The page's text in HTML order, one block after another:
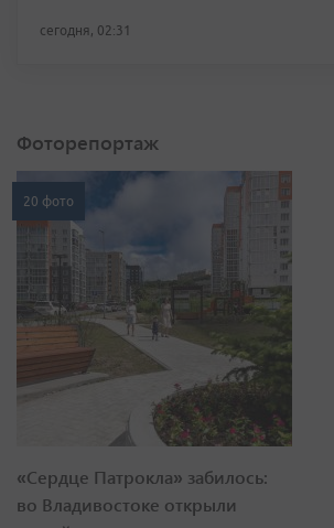
сегодня, 02:31
Фоторепортаж
20 фото
«Сердце Патрокла» забилось:
во Владивостоке открыли